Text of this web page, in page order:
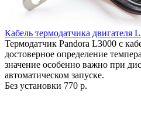
Кабель термодатчика двигателя
Термодатчик Pandora L3000 с
достоверное определение
значение особенно важно при
автоматическом запуске.
Без установки 770 р.